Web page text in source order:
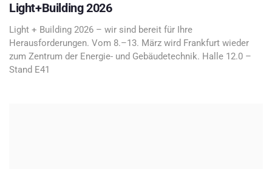
Light+Building 2026
Light + Building 2026 – wir sind bereit für Ihre
Herausforderungen. Vom 8.–13. März wird Frankfurt wieder
zum Zentrum der Energie- und Gebäudetechnik. Halle 12.0 –
Stand E41